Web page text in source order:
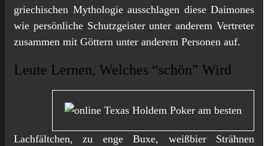
griechischen Mythologie ausschlagen diese Daimones
wie persönliche Schutzgeister unter anderem Vertreter
zusammen mit Göttern unter anderem Personen auf.
Leute Lernen, Welches “schön” Wird
Lachfältchen, zu enge Buxe, weißbier Strähnen